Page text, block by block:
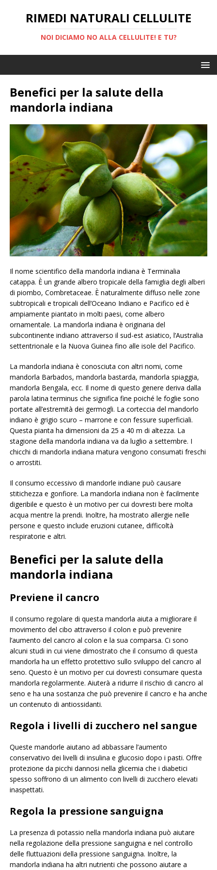
RIMEDI NATURALI CELLULITE
NOI DICIAMO NO ALLA CELLULITE! E TU?
Benefici per la salute della
mandorla indiana
Il nome scientifico della mandorla indiana è Terminalia
catappa. È un grande albero tropicale della famiglia degli alberi
di piombo, Combretaceae. È naturalmente diffuso nelle zone
subtropicali e tropicali dell’Oceano Indiano e Pacifico ed è
ampiamente piantato in molti paesi, come albero
ornamentale. La mandorla indiana è originaria del
subcontinente indiano attraverso il sud-est asiatico, l’Australia
settentrionale e la Nuova Guinea fino alle isole del Pacifico.
La mandorla indiana è conosciuta con altri nomi, come
mandorla Barbados, mandorla bastarda, mandorla spiaggia,
mandorla Bengala, ecc. Il nome di questo genere deriva dalla
parola latina terminus che significa fine poiché le foglie sono
portate all’estremità dei germogli. La corteccia del mandorlo
indiano è grigio scuro – marrone e con fessure superficiali.
Questa pianta ha dimensioni da 25 a 40 m di altezza. La
stagione della mandorla indiana va da luglio a settembre. I
chicchi di mandorla indiana matura vengono consumati freschi
o arrostiti.
Il consumo eccessivo di mandorle indiane può causare
stitichezza e gonfiore. La mandorla indiana non è facilmente
digeribile e questo è un motivo per cui dovresti bere molta
acqua mentre la prendi. Inoltre, ha mostrato allergie nelle
persone e questo include eruzioni cutanee, difficoltà
respiratorie e altri.
Benefici per la salute della
mandorla indiana
Previene il cancro
Il consumo regolare di questa mandorla aiuta a migliorare il
movimento del cibo attraverso il colon e può prevenire
l’aumento del cancro al colon e la sua comparsa. Ci sono
alcuni studi in cui viene dimostrato che il consumo di questa
mandorla ha un effetto protettivo sullo sviluppo del cancro al
seno. Questo è un motivo per cui dovresti consumare questa
mandorla regolarmente. Aiuterà a ridurre il rischio di cancro al
seno e ha una sostanza che può prevenire il cancro e ha anche
un contenuto di antiossidanti.
Regola i livelli di zucchero nel sangue
Queste mandorle aiutano ad abbassare l’aumento
conservativo dei livelli di insulina e glucosio dopo i pasti. Offre
protezione da picchi dannosi nella glicemia che i diabetici
spesso soffrono di un alimento con livelli di zucchero elevati
inaspettati.
Regola la pressione sanguigna
La presenza di potassio nella mandorla indiana può aiutare
nella regolazione della pressione sanguigna e nel controllo
delle fluttuazioni della pressione sanguigna. Inoltre, la
mandorla indiana ha altri nutrienti che possono aiutare a